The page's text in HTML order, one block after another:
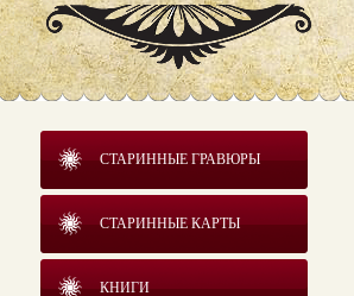
СТАРИННЫЕ ГРАВЮРЫ
СТАРИННЫЕ КАРТЫ
КНИГИ